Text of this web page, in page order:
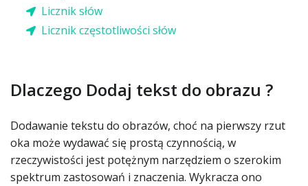
Licznik słów
Licznik częstotliwości słów
Dlaczego Dodaj tekst do obrazu ?
Dodawanie tekstu do obrazów, choć na pierwszy rzut
oka może wydawać się prostą czynnością, w
rzeczywistości jest potężnym narzędziem o szerokim
spektrum zastosowań i znaczenia. Wykracza ono